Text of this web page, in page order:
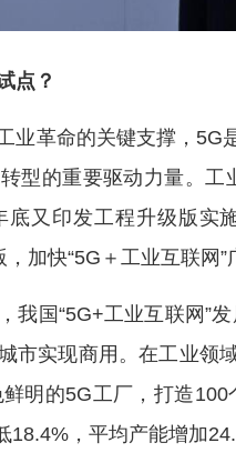
点？
业革命的关键支撑，
型的重要驱动力量。工
底又印发工程升级版实
加快“5G＋工业互联网
我国“5G+工业互联网”
市实现商用。在工业领
明的5G工厂，打造
，平均产能增加